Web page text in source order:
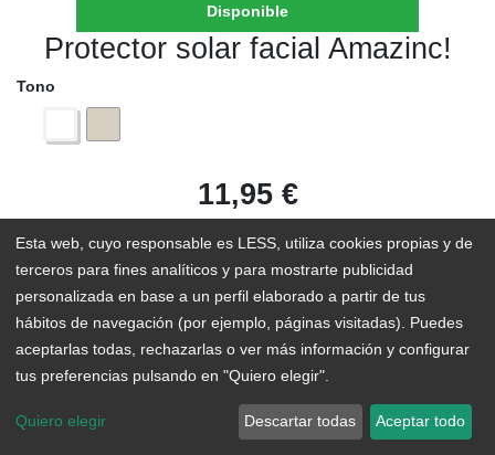
Disponible
Protector solar facial Amazinc!
Tono
11,95€
AÑADIR AL CARRITO
En existencias
Add to Wishlist
Esta web, cuyo responsable es LESS, utiliza cookies propias y de
terceros para fines analíticos y para mostrarte publicidad
personalizada en base a un perfil elaborado a partir de tus
hábitos de navegación (por ejemplo, páginas visitadas). Puedes
aceptarlas todas, rechazarlas o ver más información y configurar
tus preferencias pulsando en "Quiero elegir".
Quiero elegir Descartar todas Aceptar todo